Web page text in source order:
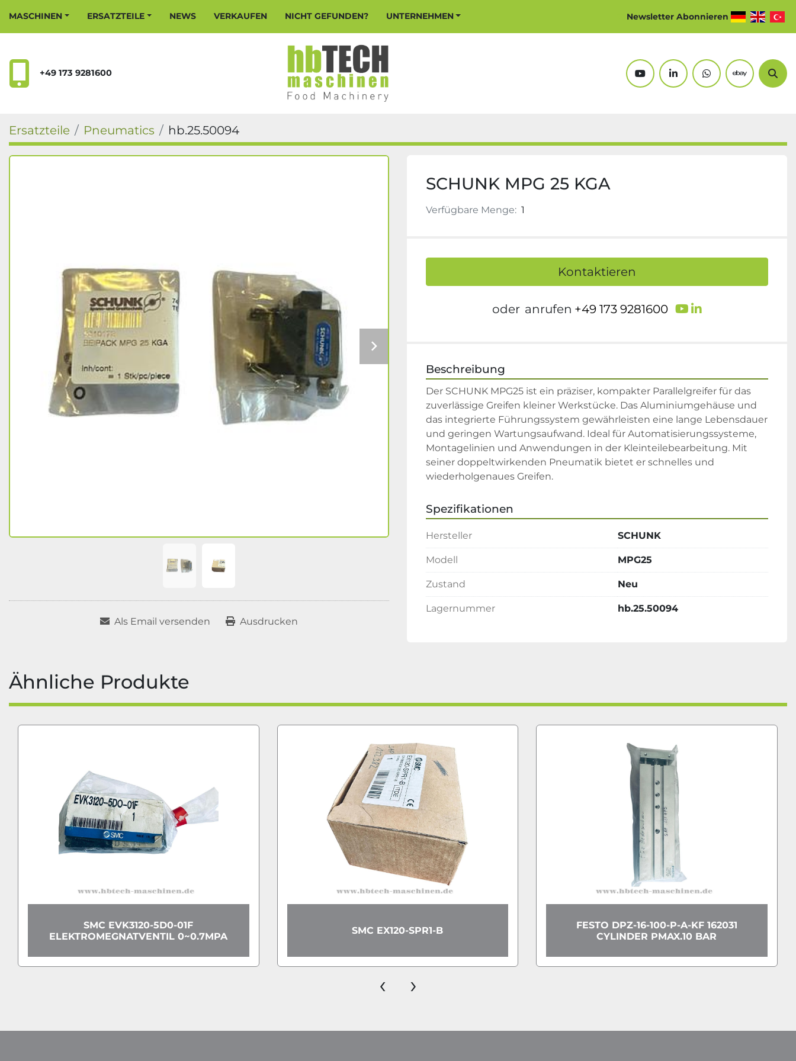
MASCHINEN ERSATZTEILE NEWS VERKAUFEN NICHT GEFUNDEN? UNTERNEHMEN Newsletter Abonnieren
+49 173 9281600
youtubelinkedinwhatsappebay
Ersatzteile Pneumatics hb.25.50094
Als Email versenden Ausdrucken
SCHUNK MPG 25 KGA
Verfügbare Menge: 1
Kontaktieren
oder anrufen +49 173 9281600 youtube
linkedin
Beschreibung
Der SCHUNK MPG25 ist ein präziser, kompakter Parallelgreifer für das
zuverlässige Greifen kleiner Werkstücke. Das Aluminiumgehäuse und
das integrierte Führungssystem gewährleisten eine lange Lebensdauer
und geringen Wartungsaufwand. Ideal für Automatisierungssysteme,
Montagelinien und Anwendungen in der Kleinteilebearbeitung. Mit
seiner doppeltwirkenden Pneumatik bietet er schnelles und
wiederholgenaues Greifen.
Spezifikationen
Hersteller SCHUNK
Modell MPG25
Zustand Neu
Lagernummer hb.25.50094
Ähnliche Produkte
SMC EX120-SPR1-B
FESTO DPZ-16-100-P-A-KF 162031
CYLINDER PMAX.10 BAR
FESTO CPV14-GE-MP-8
18265 REV 05 24V DC
ANSCHALTUNG
‹ ›